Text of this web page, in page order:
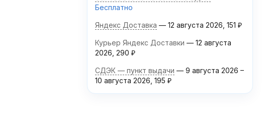
Бесплатно
Яндекс Доставка 12 августа 2026 151 ₽
Курьер Яндекс Доставки
12 августа
2026 290 ₽
СДЭК — пункт выдачи 9 августа 2026 –
10 августа 2026 195 ₽